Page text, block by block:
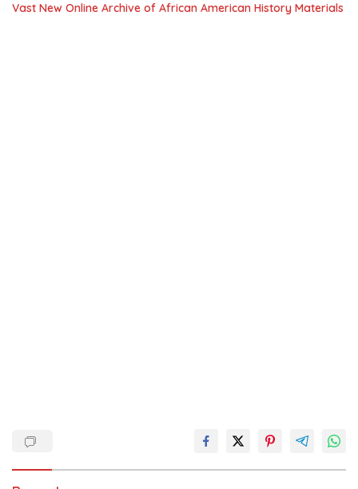
Vast New Online Archive of African American History Materials